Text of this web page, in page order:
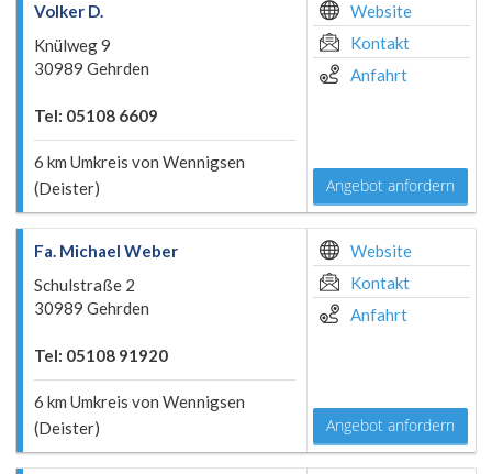
Volker D.
Knülweg 9
30989 Gehrden
Tel: 05108 6609
6 km Umkreis von Wennigsen
(Deister)
Website
Kontakt
Anfahrt
Angebot anfordern
Fa. Michael Weber
Schulstraße 2
30989 Gehrden
Tel: 05108 91920
6 km Umkreis von Wennigsen
(Deister)
Website
Kontakt
Anfahrt
Angebot anfordern